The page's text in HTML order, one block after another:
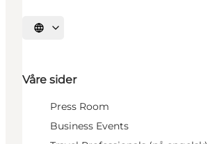
Velg språk
Våre sider
Press Room
Business Events